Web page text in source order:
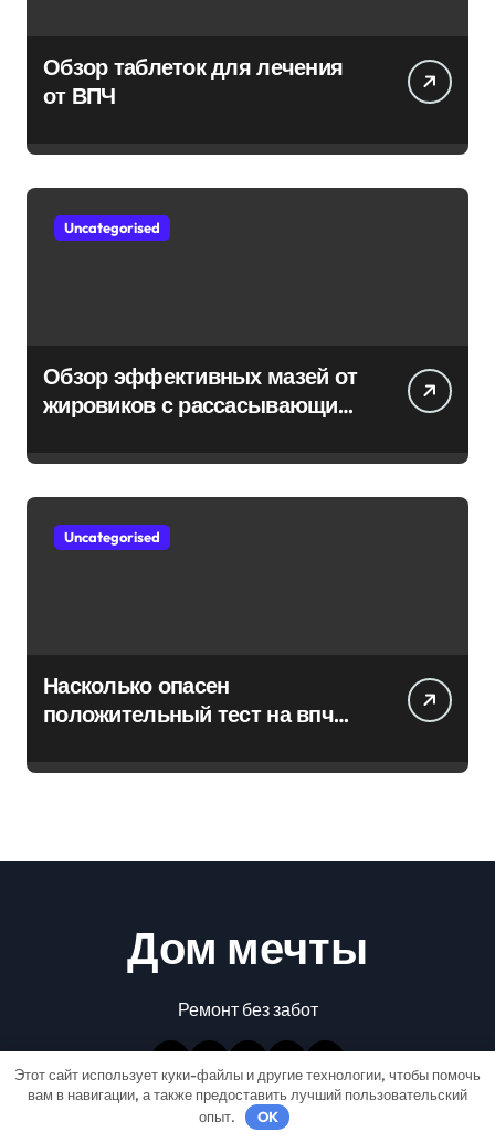
Обзор таблеток для лечения
от ВПЧ
Uncategorised
Обзор эффективных мазей от
жировиков с рассасывающим
Uncategorised
Насколько опасен
положительный тест на впч
Дом мечты
Ремонт без забот
Этот сайт использует куки-файлы и другие технологии, чтобы помочь
вам в навигации, а также предоставить лучший пользовательский
опыт.
OK